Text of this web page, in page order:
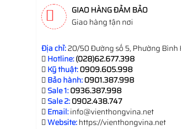
GIAO HÀNG ĐẢM BẢO
Giao hàng tận nơi
Địa chỉ:20/50 Đường số 5, Phường Bình
Hotline:(028)62.677.398
Kỹ thuật:0909.605.998
Bảo hành:0901.387.998
Sale 1:0936.387.998
Sale 2:0902.438.747
Email:info@vienthongvina.net
Website:https://vienthongvina.net